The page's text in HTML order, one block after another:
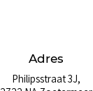
Adres
Philipsstraat 3J,